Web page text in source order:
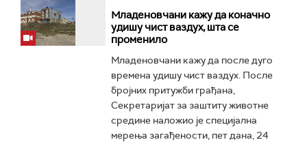
Младеновчани кажу да коначно
удишу чист ваздух, шта се
променило
Младеновчани кажу да после дуго
времена удишу чист ваздух. После
бројних притужби грађана,
Секретаријат за заштиту животне
средине наложио је специјална
мерења загађености, пет дана, 24